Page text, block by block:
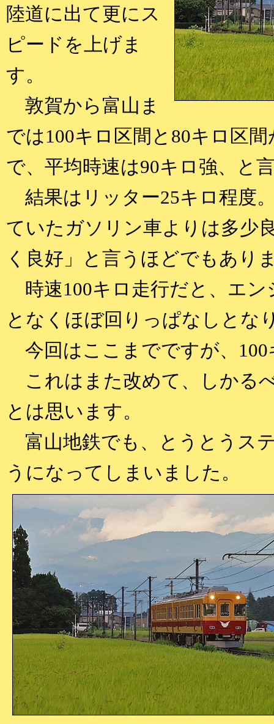
陸道に出て更にス
ピードを上げま
す。
敦賀から富山ま
では100キロ区間と80キロ区
で、平均時速は90キロ強、と
結果はリッター25キロ程度
ていたガソリン車よりは多少
く良好」と言うほどでもあり
時速100キロ走行だと、エン
となくほぼ回りっぱなしとな
今回はここまでですが、100
これはまた改めて、しかる
とは思います。
富山地鉄でも、とうとうス
うになってしまいました。